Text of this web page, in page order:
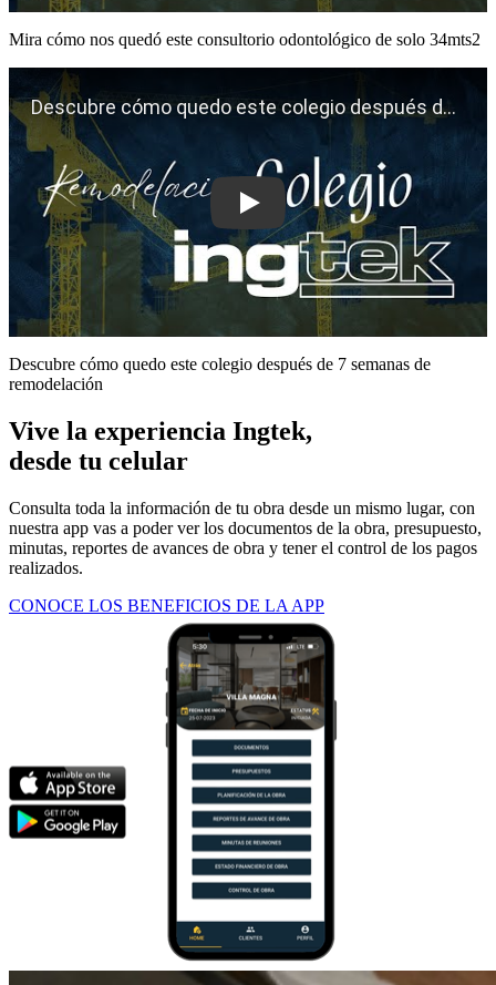
Mira cómo nos quedó este consultorio odontológico de solo 34mts2
Descubre cómo quedo este colegio después de 7 semanas de
remodelación
Vive la experiencia Ingtek,
desde tu celular
Consulta toda la información de tu obra desde un mismo lugar, con
nuestra app vas a poder ver los documentos de la obra, presupuesto,
minutas, reportes de avances de obra y tener el control de los pagos
realizados.
CONOCE LOS BENEFICIOS DE LA APP